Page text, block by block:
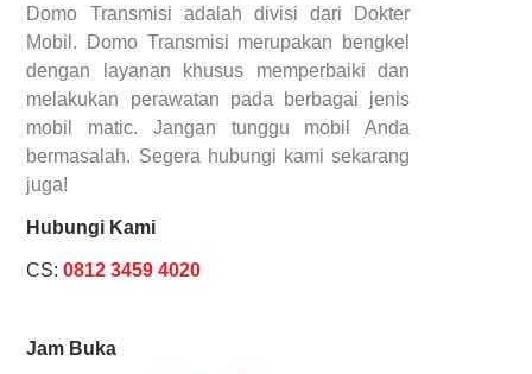
Domo Transmisi adalah divisi dari Dokter
Mobil. Domo Transmisi merupakan bengkel
dengan layanan khusus memperbaiki dan
melakukan perawatan pada berbagai jenis
mobil matic. Jangan tunggu mobil Anda
bermasalah. Segera hubungi kami sekarang
juga!
Hubungi Kami
CS:0812 3459 4020
Jam Buka